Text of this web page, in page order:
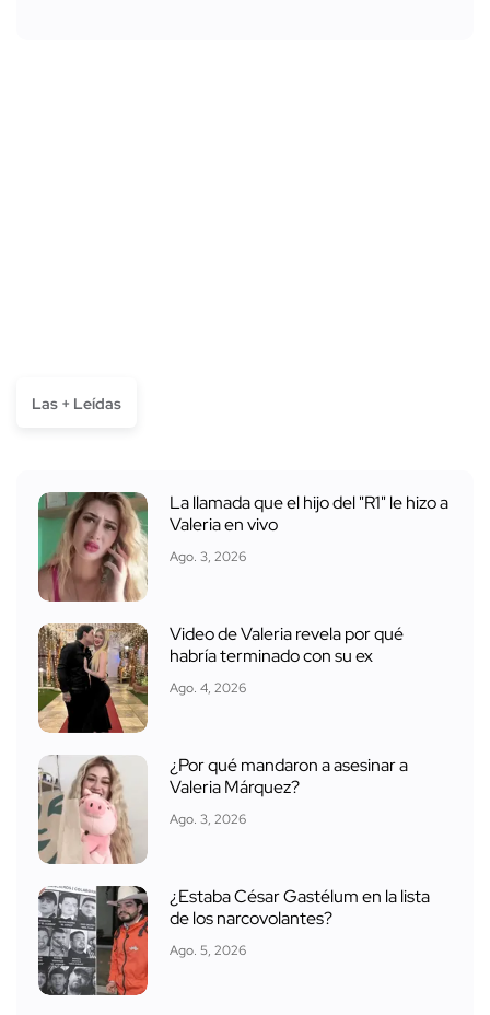
Las + Leídas
La llamada que el hijo del "R1" le hizo a
Valeria en vivo
Ago. 3, 2026
Video de Valeria revela por qué
habría terminado con su ex
Ago. 4, 2026
¿Por qué mandaron a asesinar a
Valeria Márquez?
Ago. 3, 2026
¿Estaba César Gastélum en la lista
de los narcovolantes?
Ago. 5, 2026